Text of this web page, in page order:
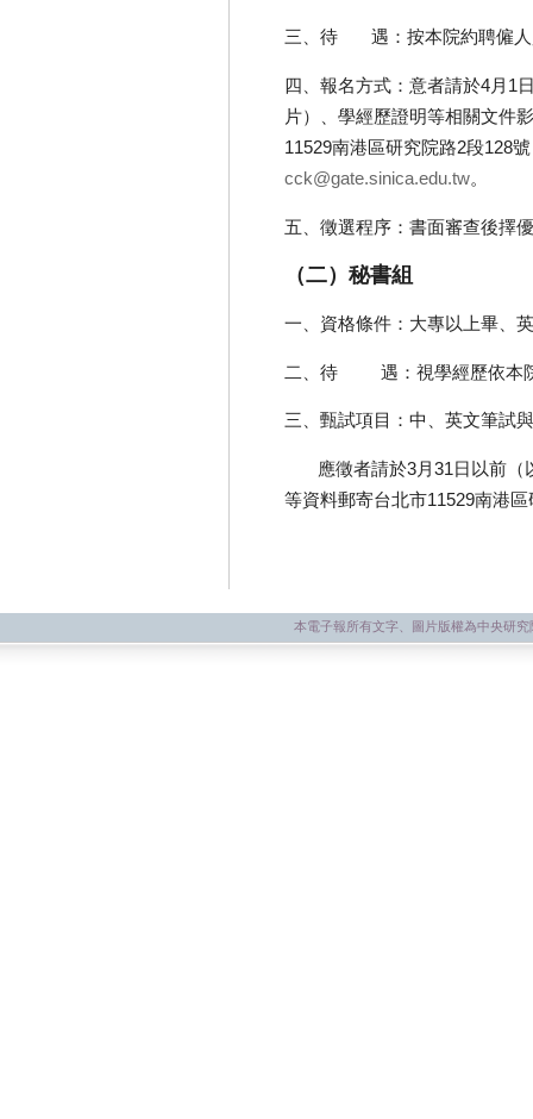
三、待 遇：按本院約聘僱人
四、報名方式：意者請於4月1
片）、學經歷證明等相關文件
11529南港區研究院路2段128
cck@gate.sinica.edu.tw。
五、徵選程序：書面審查後擇
（二）秘書組
一、資格條件：大專以上畢、
二、待 遇：視學經歷依本院
三、甄試項目：中、英文筆試
應徵者請於3月31日以前（
等資料郵寄台北市11529南港
本電子報所有文字、圖片版權為中央研